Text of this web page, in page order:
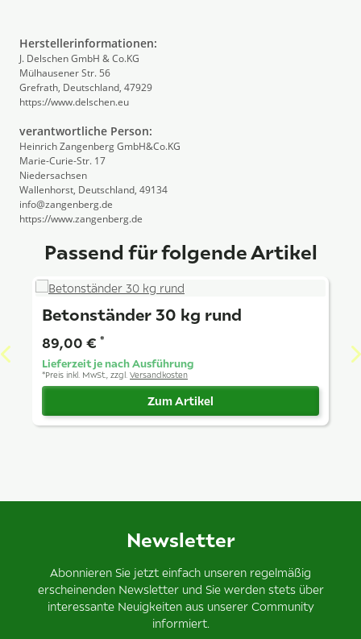
Herstellerinformationen:
J. Delschen GmbH & Co.KG
Mülhausener Str. 56
Grefrath, Deutschland, 47929
https://www.delschen.eu
verantwortliche Person:
Heinrich Zangenberg GmbH&Co.KG
Marie-Curie-Str. 17
Niedersachsen
Wallenhorst, Deutschland, 49134
info@zangenberg.de
https://www.zangenberg.de
Passend für folgende Artikel
Betonständer 30 kg rund
89,00 € *
Lieferzeit je nach Ausführung
*Preis inkl. MwSt., zzgl. Versandkosten
Zum Artikel
Newsletter
Abonnieren Sie jetzt einfach unseren regelmäßig
erscheinenden Newsletter und Sie werden stets über
interessante Neuigkeiten aus unserer Community
informiert.